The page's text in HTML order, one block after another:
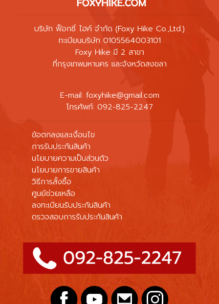
บริษัท ฟ็อกซี่ ไฮค์ จำกัด (Foxy Hike Co.,Ltd.)
ทะเบียนบริษัท 0105564003101
Foxy Hike มี 2 สาขา
ที่กรุงเทพมหานคร และจังหวัดสงขลา
E-mail: foxyhike@gmail.com
โทรศัพท์: 092-825-2247
ข้อตกลงและเงื่อนไข
การรับประกันสินค้า
นโยบายความเป็นส่วนตัว
นโยบายการขายสินค้า
วิธีการสั้งซื้อ
ศูนย์ช่วยเหลือ
ลงทะเบียนรับประกันสินค้า
ตรวจสอบการรับประกันสินค้า